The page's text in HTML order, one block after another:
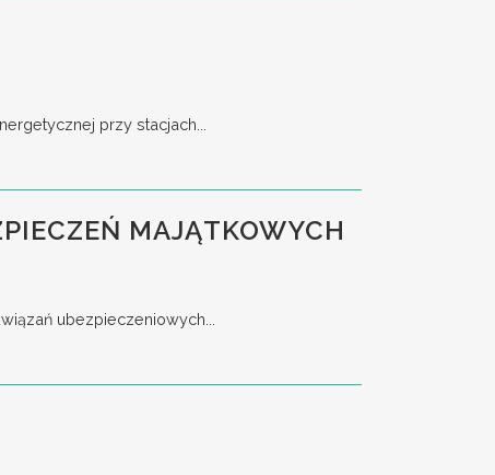
przy stacjach...
MAJĄTKOWYCH
ubezpieczeniowych...